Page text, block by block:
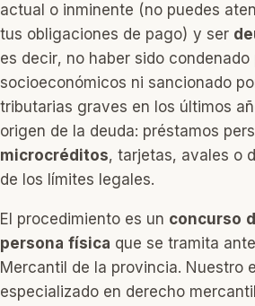
actual o inminente (no puedes
tus obligaciones de pago) y ser
es decir, no haber sido condenado
socioeconómicos ni sancionado
tributarias graves en los últimos
origen de la deuda: préstamos
microcréditos, tarjetas, avales o
de los límites legales.
El procedimiento es un concurso
persona física que se tramita
Mercantil de la provincia. Nuestro
especializado en derecho